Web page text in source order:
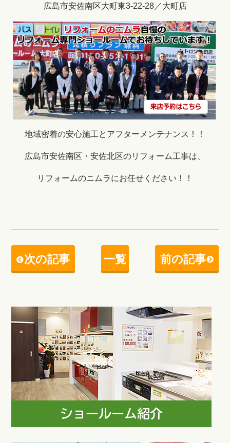
広島市安佐南区大町東3-22-28／大町店
地域密着の安心施工とアフターメンテナンス！！
広島市安佐南区・安佐北区のリフォーム工事は、
リフォームのニムラにお任せください！！
次の記事 一覧 前の記事